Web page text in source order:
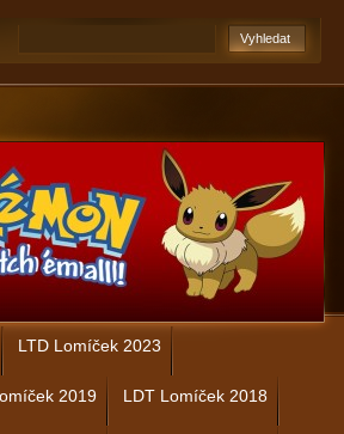
LTD Lomíček 2023
2019 LDT Lomíček 2018